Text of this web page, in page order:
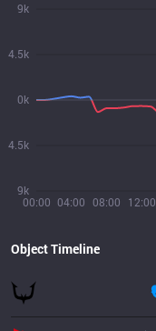
00:00 04:00 08:00 12:00
9k
4.5k
0k
4.5k
9k
Object Timeline